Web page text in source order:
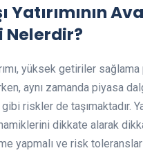
Yatırımının
Nelerdir?
yüksek getiriler
aynı zamanda piyasa
riskler de taşımaktadır.
dikkate alarak
yapmalı ve risk